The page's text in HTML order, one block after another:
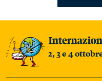
2, 3 e 4